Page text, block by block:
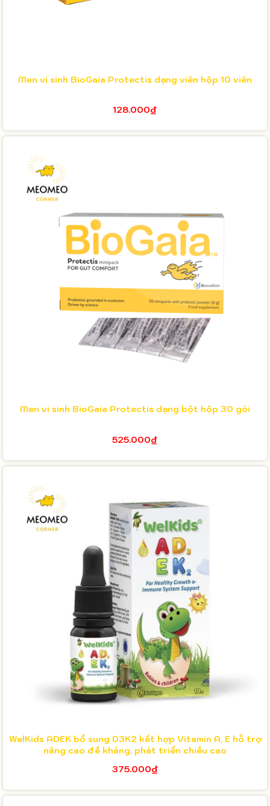
Men vi sinh BioGaia Protectis dạng viên hộp 10 viên
128.000₫
Men vi sinh BioGaia Protectis dạng bột hộp 30 gói
525.000₫
WelKids ADEK bổ sung D3K2 kết hợp Vitamin A, E hỗ trợ
nâng cao đề kháng, phát triển chiều cao
375.000₫